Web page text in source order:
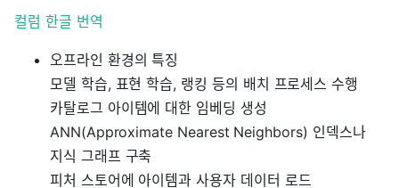
컬럼 한글 번역
오프라인 환경의 특징
모델 학습, 표현 학습, 랭킹 등의 배치 프로세스 수행
카탈로그 아이템에 대한 임베딩 생성
ANN(Approximate Nearest Neighbors) 인덱스나
지식 그래프 구축
피처 스토어에 아이템과 사용자 데이터 로드